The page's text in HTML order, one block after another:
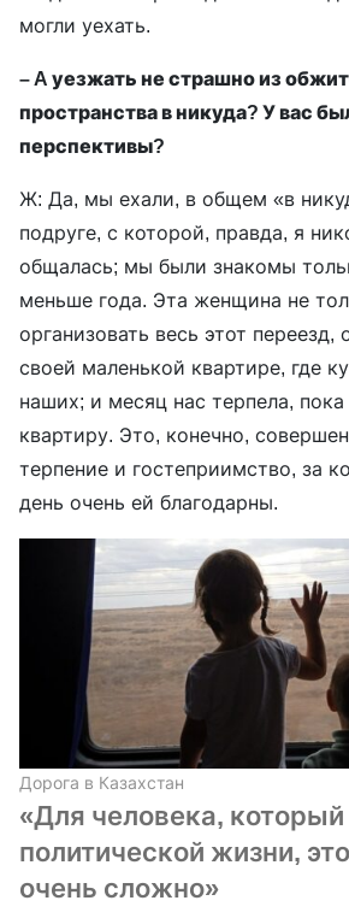
могли уехать.
– A уезжать не страшно из
пространства в никуда? У вас
перспективы?
Ж: Да, мы ехали, в общем «в
подруге, с которой, правда, я
общалась; мы были знакомы
меньше года. Эта женщина не
организовать весь этот переезд,
своей маленькой квартире, где
наших; и месяц нас терпела,
квартиру. Это, конечно,
терпение и гостеприимство, за
день очень ей благодарны.
Дорога в Казахстан
«Для человека,
политической жизни,
очень сложно»